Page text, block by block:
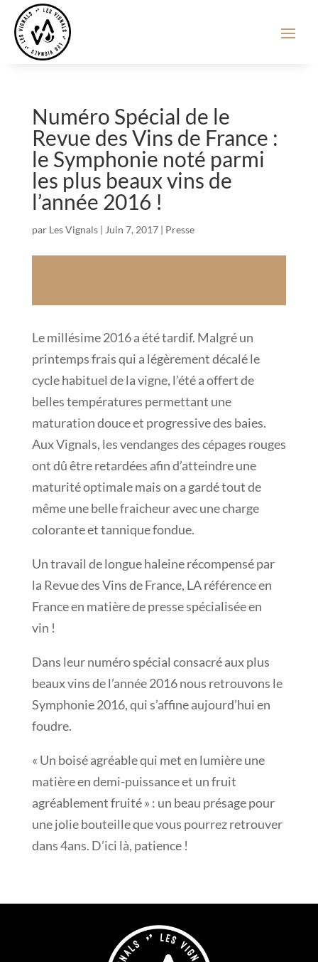
Numéro Spécial de le
Revue des Vins de France :
le Symphonie noté parmi
les plus beaux vins de
l’année 2016 !
par Les Vignals| Juin 7, 2017| Presse
Le millésime 2016 a été tardif. Malgré un
printemps frais qui a légèrement décalé le
cycle habituel de la vigne, l’été a offert de
belles températures permettant une
maturation douce et progressive des baies.
Aux Vignals, les vendanges des cépages rouges
ont dû être retardées afin d’atteindre une
maturité optimale mais on a gardé tout de
même une belle fraicheur avec une charge
colorante et tannique fondue.
Un travail de longue haleine récompensé par
la Revue des Vins de France, LA référence en
France en matière de presse spécialisée en
vin !
Dans leur numéro spécial consacré aux plus
beaux vins de l’année 2016 nous retrouvons le
Symphonie 2016, qui s’affine aujourd’hui en
foudre.
« Un boisé agréable qui met en lumière une
matière en demi-puissance et un fruit
agréablement fruité » : un beau présage pour
une jolie bouteille que vous pourrez retrouver
dans 4ans. D’ici là, patience !